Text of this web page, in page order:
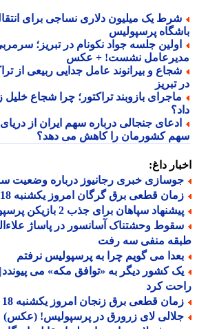
یک میلیون دلاری نساجی برای انتقال
پرسپولیس
جلسه جواد نکونام در تبریز؛ سرمربی
نشست! + عکس
و بیرانوند عامل جدایی ربیعی از
تبریز
بازوبند تراکتور؛ چرا شجاع خلیل زاده
جنجالی درباره سهم ایران از دریای
کشورمان را کاهش می دهد؟
داغ:
خبری رجانیوز درباره وضعیت
قطعی برق گرگان امروز یکشنبه 18 مرداد (خاموشی برق)
سپاهان برای جذب 2 بازیکن پرسپولیس
وحشتناک آسانسور در پاساژ
منفی سه رفت
می گویم چرا به پرسپولیس نرفتم
کشور دیگر به «توافق مکه» می پیوندد|
کرد
قطعی برق زنجان امروز یکشنبه 18 مرداد (خاموشی برق)
لای زرورق در پرسپولیس! (عکس)